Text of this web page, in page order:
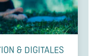
& DIGITALES